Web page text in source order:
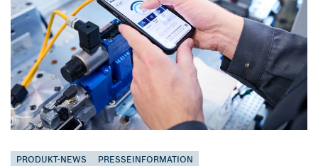
PRODUKT-NEWS PRESSEINFORMATION